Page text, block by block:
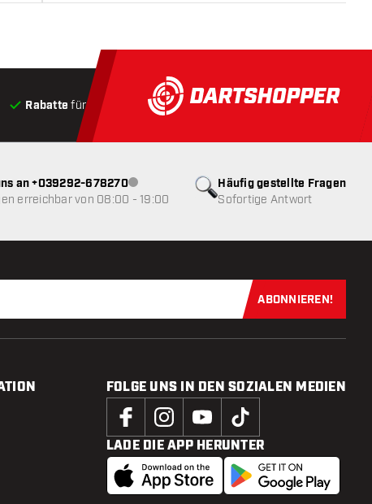
Rabatte für Kunden Produkte auf Lager, Versand
Häufig gestellte Fragen
Sofortige Antwort
an +039292-678270Kundenservice nicht verfügbar
erreichbar von 08:00 - 19:00
Jetzt für
ABONNIEREN!
FOLGE UNS IN DEN SOZIALEN MEDIEN
LADE DIE APP HERUNTER